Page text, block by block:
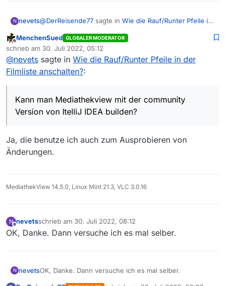
N nevets@DerReisende77 sagte in Wie die Rauf/Runter Pfeile in
Welches OS nutzt Du?
Windows 10.
Codeänderung geht. Kann man Mediathekview mit der
community Version von ItelliJ IDEA builden?
Offline
MenchenSued GLOBALER MODERATOR
schrieb am 30. Juli 2022, 05:12
zuletzt editiert von
@nevets sagte in Wie die Rauf/Runter Pfeile in der
Filmliste anschalten?:
Kann man Mediathekview mit der community
Version von ItelliJ IDEA builden?
Ja, die benutze ich auch zum Ausprobieren von
Änderungen.
MediathekView 14.5.0, Linux Mint 21.3, VLC 3.0.16
N
Offline
nevetsschrieb am 30. Juli 2022, 08:12
zuletzt editiert von
OK, Danke. Dann versuche ich es mal selber.
N nevetsOK, Danke. Dann versuche ich es mal selber.